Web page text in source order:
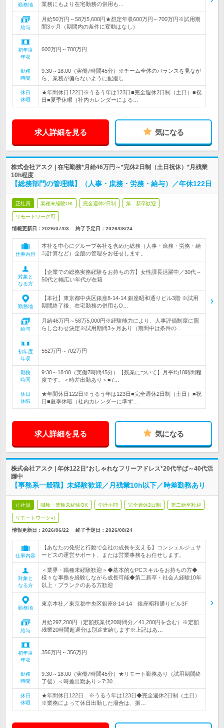
勤務地
業務にもより在宅勤務の併用も…
給与
月給50万円～58万5,600円★想定年収600万円～700万円※試用期
間3ヶ月（期間内の条件に変動はなし）
初年度
年収
600万円～700万円
勤務
時間
9:30～18:00（実働7時間45分）※チーム全体のバランスを見なが
ら、業務が偏らないように配慮し…
休日
休暇
★年間休日122日※うるう年は123日■完全週休2日制（土日）■祝
日■夏季休暇（社内カレンダーによる…
求人詳細を見る 気になる
株式会社アスク | 在宅勤務*月給46万円～*完休2日制（土日祝休）*月残業
10h程度
【総務部門の管理職】（人事・庶務・労務・給与）／年休122日
正社員 業種未経験OK 完全週休2日制 第二新卒歓迎
リモートワーク可
情報更新日：2026/07/03 終了予定日： 2026/08/24
仕事内容
本社を中心にグループ各社を含めた総務（人事・庶務・労務・給
与計算など）全般の管理をお任せします。
対象と
なる方
【企業での総務実務経験をお持ちの方】女性課長活躍中／30代～
50代と幅広い年代が在籍
勤務地
【本社】東京都中央区銀座8-14-14 銀座昭和通りビル3階 ※試用
期間終了後、在宅勤務の併用もO…
給与
月給46万円～58万5,000円※経験能力により、人事評価制度に照
らし合わせ決定※試用期間3ヶ月あり（期間中は条件の…
初年度
年収
552万円～702万円
勤務
時間
9:30～18:00（実働7時間45分）【残業について】月平均10時間程
度です。＜時差出勤あり＞■7…
休日
休暇
★年間休日122日※うるう年は123日■完全週休2日制（土日）■祝
日■夏季休暇（社内カレンダーに準ず…
求人詳細を見る 気になる
株式会社アスク | 年休122日*おしゃれなフリーアドレス*20代半ば～40代活
躍中
【事務系一般職】未経験歓迎／月残業10h以下／時差勤務あり
正社員 職種・業種未経験OK 学歴不問 完全週休2日制 第二新卒歓迎
リモートワーク可
情報更新日：2026/06/22 終了予定日： 2026/08/24
仕事内容
【あなたの発想と行動で会社の成長を支える】コンシェルジュサ
ービスの運営サポート、または営業事務をお任せします。
対象と
なる方
＜業界・職種未経験歓迎＞◆基本的なPCスキルをお持ちの方◆
様々な事務を経験しながら成長可能◆第二新卒・社会人経験10年
以上・ブランクのある方歓迎
勤務地
東京本社／東京都中央区銀座8-14-14 銀座昭和通りビル3F
給与
月給297,200円（定額残業代20時間分／41,200円を含む）※定額
残業20時間超過分は別途支給します※上記はあ…
初年度
年収
356万円～356万円
勤務
時間
9:30～18:00（実働7時間45分）★リモート勤務あり（試用期間終
了後）＜時差出勤あり＞7:30…
休日
休暇
★年間休日122日 ※うるう年は123日◆完全週休2日制（土日）
※業務によって休日出勤した場合は、振…